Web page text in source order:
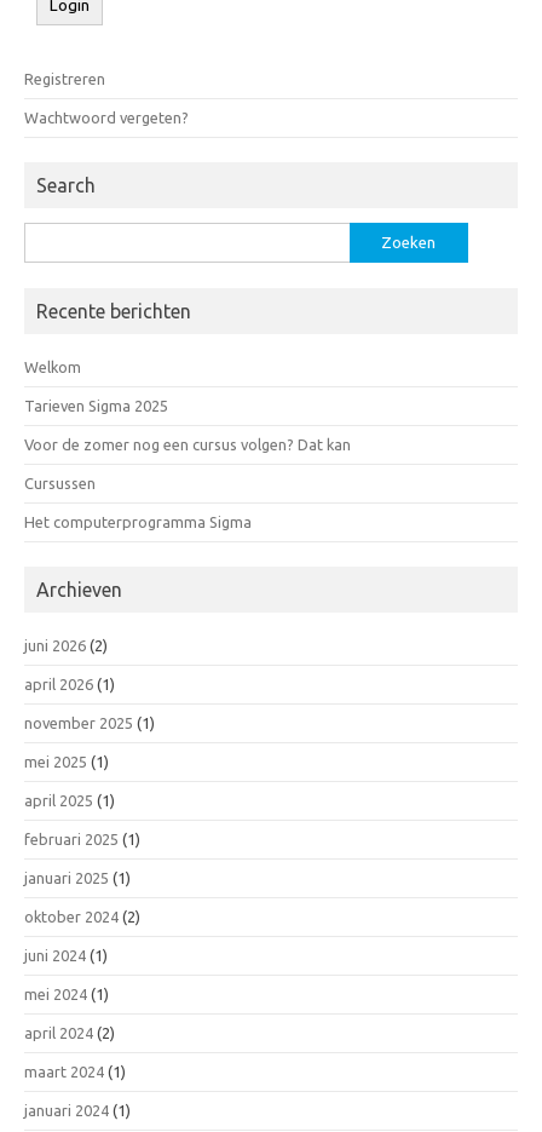
Registreren
Wachtwoord vergeten?
Search
naar:
Recente berichten
Welkom
Tarieven Sigma 2025
Voor de zomer nog een cursus volgen? Dat kan
Cursussen
Het computerprogramma Sigma
Archieven
juni 2026 (2)
april 2026 (1)
november 2025 (1)
mei 2025 (1)
april 2025 (1)
februari 2025 (1)
januari 2025 (1)
oktober 2024 (2)
juni 2024 (1)
mei 2024 (1)
april 2024 (2)
maart 2024 (1)
januari 2024 (1)